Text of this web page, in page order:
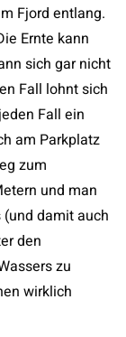
Fjord entlang.
Ernte kann
sich gar nicht
Fall lohnt sich
Fall ein
am Parkplatz
zum
und man
damit auch
den
zu
wirklich